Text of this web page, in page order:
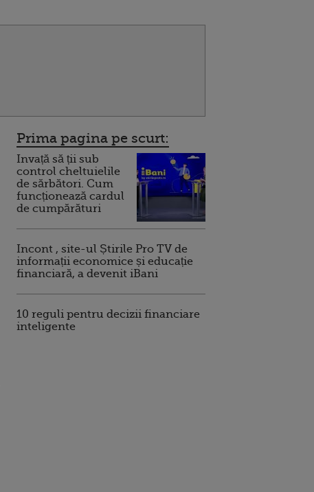
Prima pagina pe scurt:
Invață să ții sub
control cheltuielile
de sărbători. Cum
funcționează cardul
de cumpărături
Incont , site-ul Știrile Pro TV de
informații economice și educație
financiară, a devenit iBani
10 reguli pentru decizii financiare
inteligente